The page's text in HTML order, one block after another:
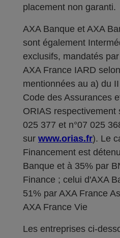
placement non garanti.
AXA Banque et AXA
sont également
exclusifs, mandatés
AXA France IARD
mentionnées au a) du
Code des Assurances
ORIAS respectivement
025 377 et n°07 025
sur www.orias.fr). Le
Financement est
Banque et à 35% par
Finance ; celui d'AXA
51% par AXA France
AXA France Vie
Les entreprises ci-